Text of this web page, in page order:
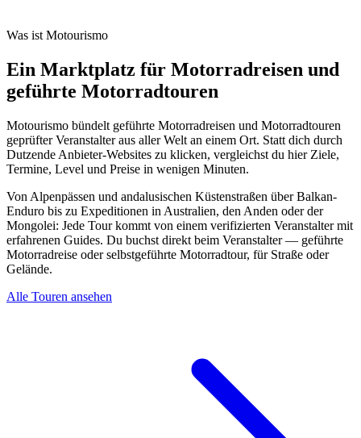
Was ist Motourismo
Ein Marktplatz für Motorradreisen und
geführte Motorradtouren
Motourismo bündelt geführte Motorradreisen und Motorradtouren
geprüfter Veranstalter aus aller Welt an einem Ort. Statt dich durch
Dutzende Anbieter-Websites zu klicken, vergleichst du hier Ziele,
Termine, Level und Preise in wenigen Minuten.
Von Alpenpässen und andalusischen Küstenstraßen über Balkan-
Enduro bis zu Expeditionen in Australien, den Anden oder der
Mongolei: Jede Tour kommt von einem verifizierten Veranstalter mit
erfahrenen Guides. Du buchst direkt beim Veranstalter — geführte
Motorradreise oder selbstgeführte Motorradtour, für Straße oder
Gelände.
Alle Touren ansehen